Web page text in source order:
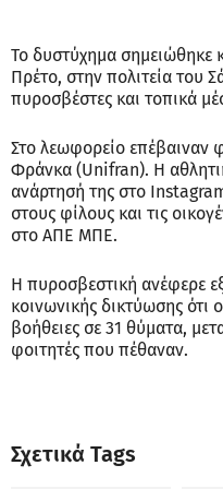
Το δυστύχημα σημειώθηκε
Πρέτο, στην πολιτεία του
πυροσβέστες και τοπικά
Στο λεωφορείο επέβαιναν
Φράνκα (Unifran). Η
ανάρτησή της στο
στους φίλους και τις
στο ΑΠΕ ΜΠΕ.
Η πυροσβεστική ανέφερε
κοινωνικής δικτύωσης ότι
βοήθειες σε 31 θύματα,
φοιτητές που πέθαναν.
Σχετικά Tags